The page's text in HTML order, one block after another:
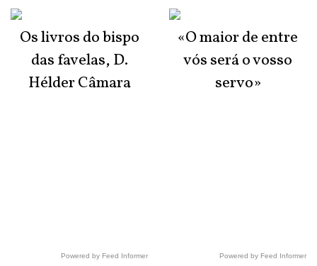
Os livros do bispo
das favelas, D.
Hélder Câmara
Powered by Feed Informer
«O maior de entre
vós será o vosso
servo»
Powered by Feed Informer